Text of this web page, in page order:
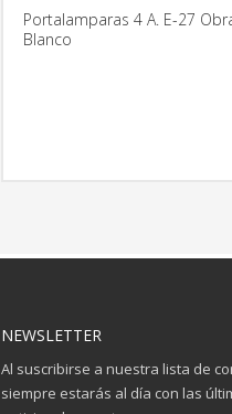
Portalamparas 4 A. E-27
Blanco
NEWSLETTER
Al suscribirse a nuestra lista de
siempre estarás al día con las